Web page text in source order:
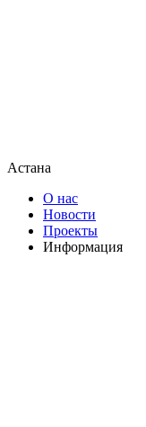
Астана
О нас
Новости
Проекты
Информация